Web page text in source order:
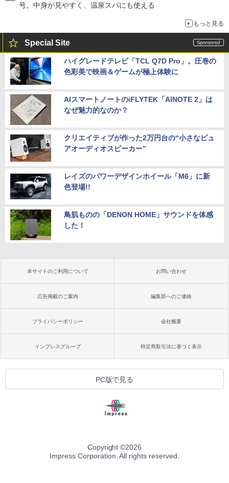
号。中身が見やすく、温泉スパにも使える
もっと見る
Special Site
ハイグレードテレビ「TCL Q7D Pro」。圧巻の
色彩美で映画＆ゲームが極上体験に
AIスマートノートのiFLYTEK「AINOTE 2」は
なぜ魅力的なのか？
クリエイティブが作った2万円台の“小さなピュ
アオーディオスピーカー”
レイズのパワーデザインホイール「M6」に新
色登場!!
鳥肌ものの「DENON HOME」サウンドを体感
した！
本サイトのご利用について お問い合わせ
広告掲載のご案内 編集部へのご連絡
プライバシーポリシー 会社概要
インプレスグループ 特定商取引法に基づく表示
PC版で見る
Copyright ©2026
Impress Corporation. All rights reserved.